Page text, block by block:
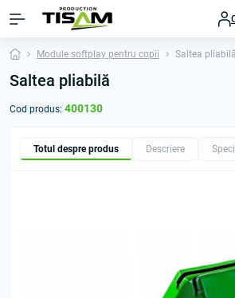
Module softplay pentru copii Saltea pliabilă
Saltea pliabilă
Cod produs: 400130
Totul despre produs Descriere